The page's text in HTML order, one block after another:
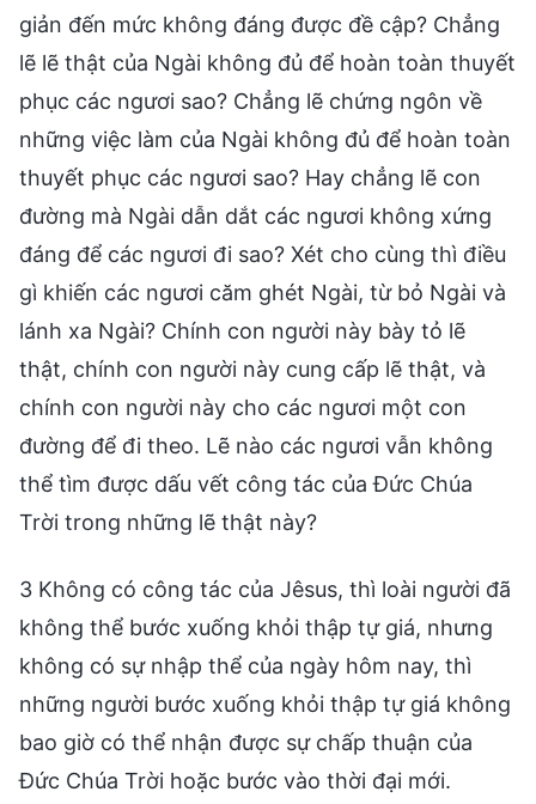
giản đến mức không đáng được đề cập? Chẳng
lẽ lẽ thật của Ngài không đủ để hoàn toàn thuyết
phục các ngươi sao? Chẳng lẽ chứng ngôn về
những việc làm của Ngài không đủ để hoàn toàn
thuyết phục các ngươi sao? Hay chẳng lẽ con
đường mà Ngài dẫn dắt các ngươi không xứng
đáng để các ngươi đi sao? Xét cho cùng thì điều
gì khiến các ngươi căm ghét Ngài, từ bỏ Ngài và
lánh xa Ngài? Chính con người này bày tỏ lẽ
thật, chính con người này cung cấp lẽ thật, và
chính con người này cho các ngươi một con
đường để đi theo. Lẽ nào các ngươi vẫn không
thể tìm được dấu vết công tác của Đức Chúa
Trời trong những lẽ thật này?
3 Không có công tác của Jêsus, thì loài người đã
không thể bước xuống khỏi thập tự giá, nhưng
không có sự nhập thể của ngày hôm nay, thì
những người bước xuống khỏi thập tự giá không
bao giờ có thể nhận được sự chấp thuận của
Đức Chúa Trời hoặc bước vào thời đại mới.